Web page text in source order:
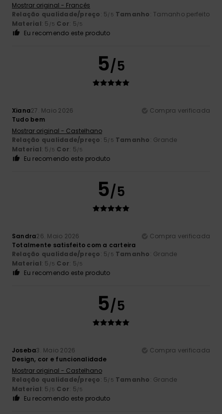
Mostrar original - Francês
Relação qualidade/preço: 5/5 Tamanho: Tamanho perfeito
Material: 5 /5 Cor: 5/5
Eu recomendo este produto
5/5
Xiana27. Maio 2026
Compra verificada
Tudo bem
Mostrar original - Castelhano
Relação qualidade/preço: 5/5 Tamanho: Grande
Material: 5 /5 Cor: 5/5
Eu recomendo este produto
5/5
Sandra26. Maio 2026
Compra verificada
Totalmente satisfeito com a carteira
Relação qualidade/preço: 5/5 Tamanho: Grande
Material: 5 /5 Cor: 5/5
Eu recomendo este produto
5/5
Joseba3. Maio 2026
Compra verificada
Design, cor e funcionalidade
Mostrar original - Castelhano
Relação qualidade/preço: 5/5 Tamanho: Grande
Material: 5 /5 Cor: 5/5
Eu recomendo este produto